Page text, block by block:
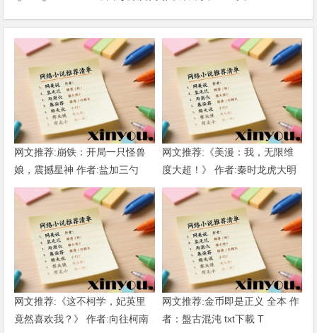
网文推荐:崩铁：开局一只怪兽
娘，震撼星神 作者:盐加三勺
（1-218）TXT下载
网文推荐:《美漫：我，无限维
度大超！》 作者:秦时龙虎大明
1-802章 TXT下载
网文推荐:《这不柯学，妃英里
竟然喜欢我？》 作者:向往柯南
网文推荐:金币即是正义 全本 作
者：盤古混沌 txt下載 T